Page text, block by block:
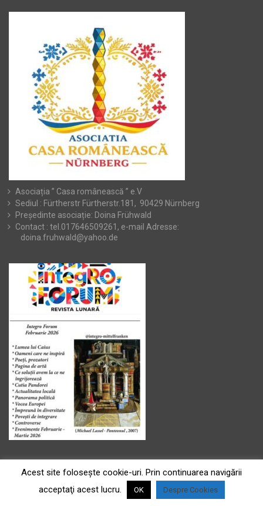
Asociația ” Casa românească ” e.V
Sediul : Fürtherstr Fürtherstr.181, 90429 Nürnberg
Președinte asociație: Doina Frühwald
Contact : tel.017646509261, e-mail Adresse:
doina.fruhwald@yahoo.de
Acest site foloseşte cookie-uri. Prin continuarea navigării
acceptaţi acest lucru.
OK Despre Cookies